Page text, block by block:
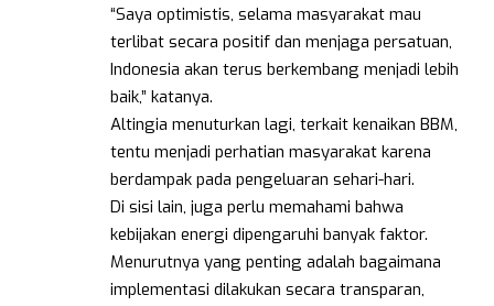
“Saya optimistis, selama masyarakat mau
terlibat secara positif dan menjaga persatuan,
Indonesia akan terus berkembang menjadi lebih
baik,” katanya.
Altingia menuturkan lagi, terkait kenaikan BBM,
tentu menjadi perhatian masyarakat karena
berdampak pada pengeluaran sehari-hari.
Di sisi lain, juga perlu memahami bahwa
kebijakan energi dipengaruhi banyak faktor.
Menurutnya yang penting adalah bagaimana
implementasi dilakukan secara transparan,